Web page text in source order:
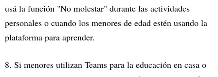
usá la función "No molestar" durante las actividades
personales o cuando los menores de edad estén usando la
plataforma para aprender.
8. Si menores utilizan Teams para la educación en casa o